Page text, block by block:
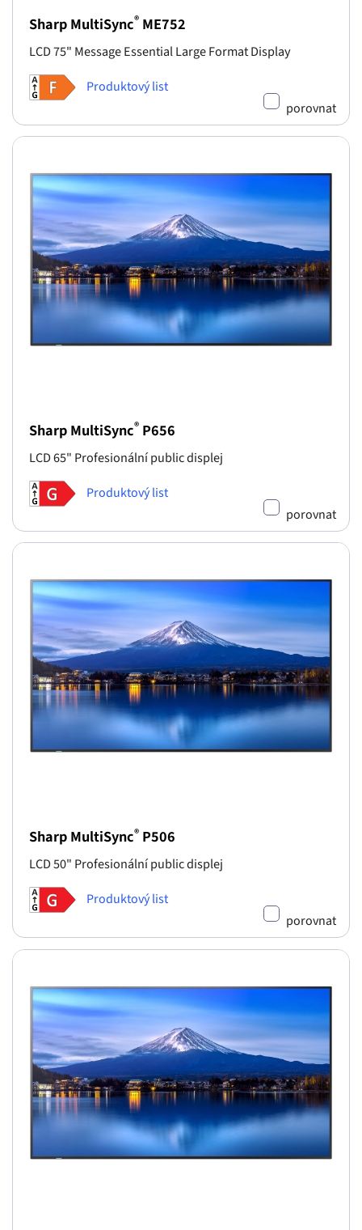
Sharp MultiSync® ME752
LCD 75" Message Essential Large Format Display
Produktový list
porovnat
Sharp MultiSync® P656
LCD 65" Profesionální public displej
Produktový list
porovnat
Sharp MultiSync® P506
LCD 50" Profesionální public displej
Produktový list
porovnat